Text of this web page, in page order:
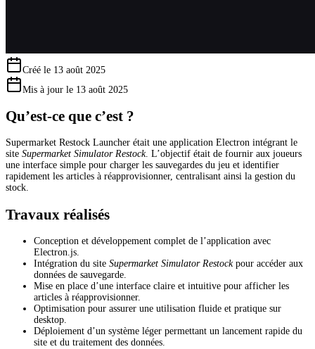
Créé le 13 août 2025
Mis à jour le 13 août 2025
Qu’est-ce que c’est ?
Supermarket Restock Launcher était une application Electron intégrant le
site Supermarket Simulator Restock. L’objectif était de fournir aux joueurs
une interface simple pour charger les sauvegardes du jeu et identifier
rapidement les articles à réapprovisionner, centralisant ainsi la gestion du
stock.
Travaux réalisés
Conception et développement complet de l’application avec
Electron.js.
Intégration du site Supermarket Simulator Restockpour accéder aux
données de sauvegarde.
Mise en place d’une interface claire et intuitive pour afficher les
articles à réapprovisionner.
Optimisation pour assurer une utilisation fluide et pratique sur
desktop.
Déploiement d’un système léger permettant un lancement rapide du
site et du traitement des données.